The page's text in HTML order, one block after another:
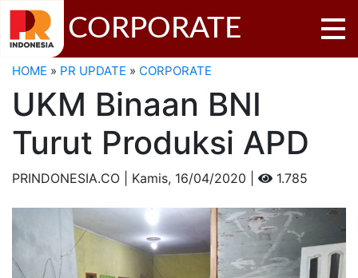
CORPORATE
HOME » PR UPDATE » CORPORATE
UKM Binaan BNI
Turut Produksi APD
PRINDONESIA.CO | Kamis, 16/04/2020 | 1.785